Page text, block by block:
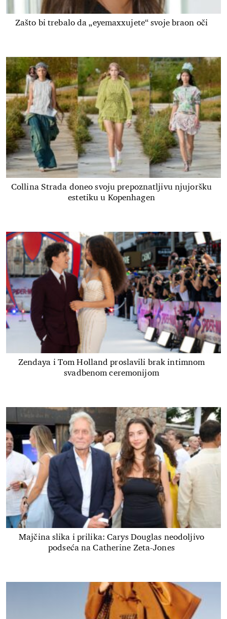
Zašto bi trebalo da „eyemaxxujete“ svoje braon oči
Collina Strada doneo svoju prepoznatljivu njujoršku
estetiku u Kopenhagen
Zendaya i Tom Holland proslavili brak intimnom
svadbenom ceremonijom
Majčina slika i prilika: Carys Douglas neodoljivo
podseća na Catherine Zeta-Jones